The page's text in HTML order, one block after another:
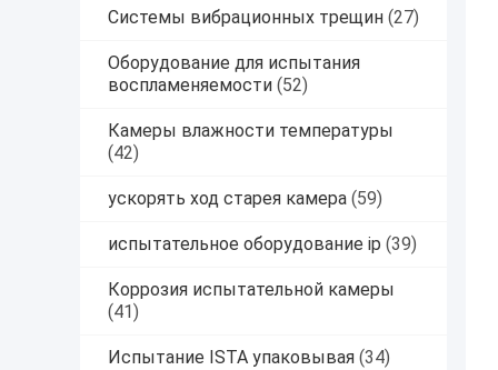
Системы вибрационных трещин (27)
Оборудование для испытания
воспламеняемости (52)
Камеры влажности температуры
(42)
ускорять ход старея камера (59)
испытательное оборудование ip (39)
Коррозия испытательной камеры
(41)
Испытание ISTA упаковывая (34)